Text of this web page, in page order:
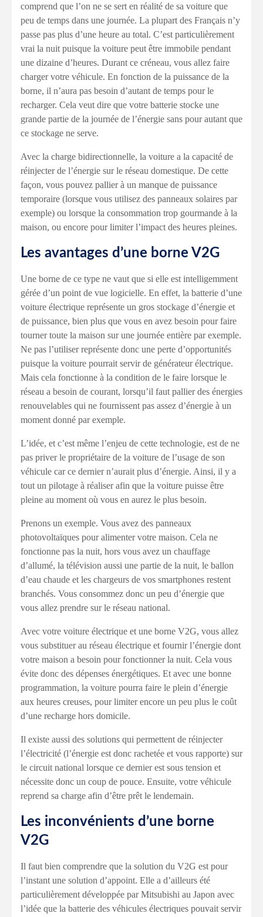
comprend que l’on ne se sert en réalité de sa voiture que
peu de temps dans une journée. La plupart des Français n’y
passe pas plus d’une heure au total. C’est particulièrement
vrai la nuit puisque la voiture peut être immobile pendant
une dizaine d’heures. Durant ce créneau, vous allez faire
charger votre véhicule. En fonction de la puissance de la
borne, il n’aura pas besoin d’autant de temps pour le
recharger. Cela veut dire que votre batterie stocke une
grande partie de la journée de l’énergie sans pour autant que
ce stockage ne serve.
Avec la charge bidirectionnelle, la voiture a la capacité de
réinjecter de l’énergie sur le réseau domestique. De cette
façon, vous pouvez pallier à un manque de puissance
temporaire (lorsque vous utilisez des panneaux solaires par
exemple) ou lorsque la consommation trop gourmande à la
maison, ou encore pour limiter l’impact des heures pleines.
Les avantages d’une borne V2G
Une borne de ce type ne vaut que si elle est intelligemment
gérée d’un point de vue logicielle. En effet, la batterie d’une
voiture électrique représente un gros stockage d’énergie et
de puissance, bien plus que vous en avez besoin pour faire
tourner toute la maison sur une journée entière par exemple.
Ne pas l’utiliser représente donc une perte d’opportunités
puisque la voiture pourrait servir de générateur électrique.
Mais cela fonctionne à la condition de le faire lorsque le
réseau a besoin de courant, lorsqu’il faut pallier des énergies
renouvelables qui ne fournissent pas assez d’énergie à un
moment donné par exemple.
L’idée, et c’est même l’enjeu de cette technologie, est de ne
pas priver le propriétaire de la voiture de l’usage de son
véhicule car ce dernier n’aurait plus d’énergie. Ainsi, il y a
tout un pilotage à réaliser afin que la voiture puisse être
pleine au moment où vous en aurez le plus besoin.
Prenons un exemple. Vous avez des panneaux
photovoltaïques pour alimenter votre maison. Cela ne
fonctionne pas la nuit, hors vous avez un chauffage
d’allumé, la télévision aussi une partie de la nuit, le ballon
d’eau chaude et les chargeurs de vos smartphones restent
branchés. Vous consommez donc un peu d’énergie que
vous allez prendre sur le réseau national.
Avec votre voiture électrique et une borne V2G, vous allez
vous substituer au réseau électrique et fournir l’énergie dont
votre maison a besoin pour fonctionner la nuit. Cela vous
évite donc des dépenses énergétiques. Et avec une bonne
programmation, la voiture pourra faire le plein d’énergie
aux heures creuses, pour limiter encore un peu plus le coût
d’une recharge hors domicile.
Il existe aussi des solutions qui permettent de réinjecter
l’électricité (l’énergie est donc rachetée et vous rapporte) sur
le circuit national lorsque ce dernier est sous tension et
nécessite donc un coup de pouce. Ensuite, votre véhicule
reprend sa charge afin d’être prêt le lendemain.
Les inconvénients d’une borne
V2G
Il faut bien comprendre que la solution du V2G est pour
l’instant une solution d’appoint. Elle a d’ailleurs été
particulièrement développée par Mitsubishi au Japon avec
l’idée que la batterie des véhicules électriques pouvait servir